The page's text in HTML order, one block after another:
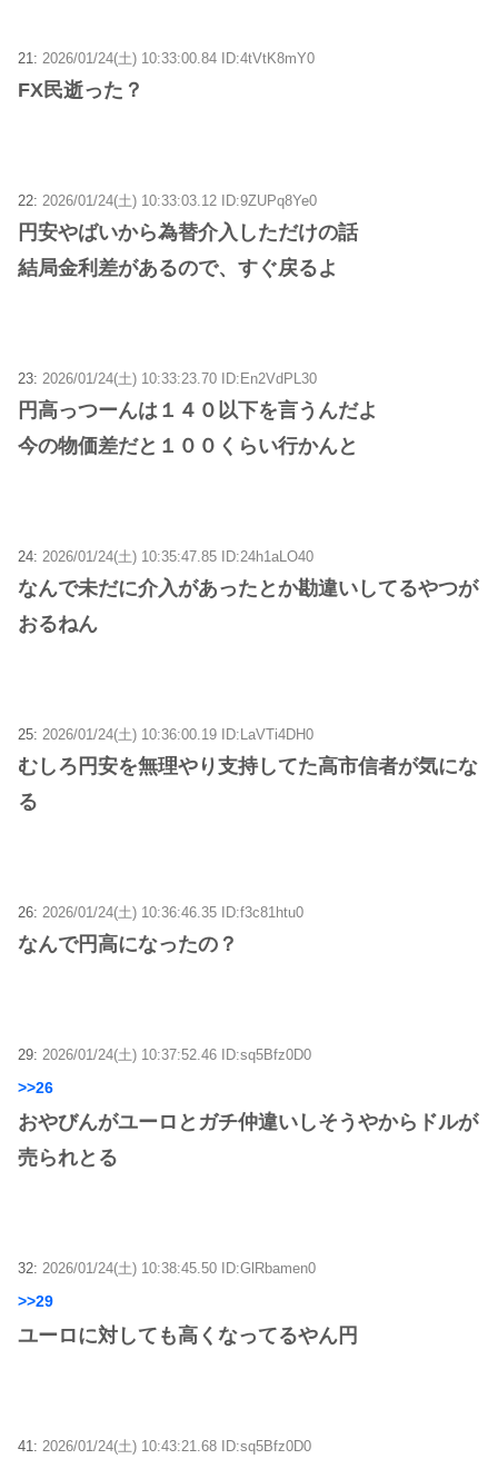
21: 2026/01/24(土) 10:33:00.84 ID:4tVtK8mY0
FX民逝った？
22: 2026/01/24(土) 10:33:03.12 ID:9ZUPq8Ye0
円安やばいから為替介入しただけの話
結局金利差があるので、すぐ戻るよ
23: 2026/01/24(土) 10:33:23.70 ID:En2VdPL30
円高っつーんは１４０以下を言うんだよ
今の物価差だと１００くらい行かんと
24: 2026/01/24(土) 10:35:47.85 ID:24h1aLO40
なんで未だに介入があったとか勘違いしてるやつが
おるねん
25: 2026/01/24(土) 10:36:00.19 ID:LaVTi4DH0
むしろ円安を無理やり支持してた高市信者が気にな
る
26: 2026/01/24(土) 10:36:46.35 ID:f3c81htu0
なんで円高になったの？
29: 2026/01/24(土) 10:37:52.46 ID:sq5Bfz0D0
>>26
おやびんがユーロとガチ仲違いしそうやからドルが
売られとる
32: 2026/01/24(土) 10:38:45.50 ID:GlRbamen0
>>29
ユーロに対しても高くなってるやん円
41: 2026/01/24(土) 10:43:21.68 ID:sq5Bfz0D0